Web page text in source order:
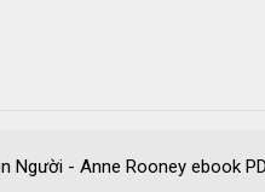
- Anne Rooney ebook